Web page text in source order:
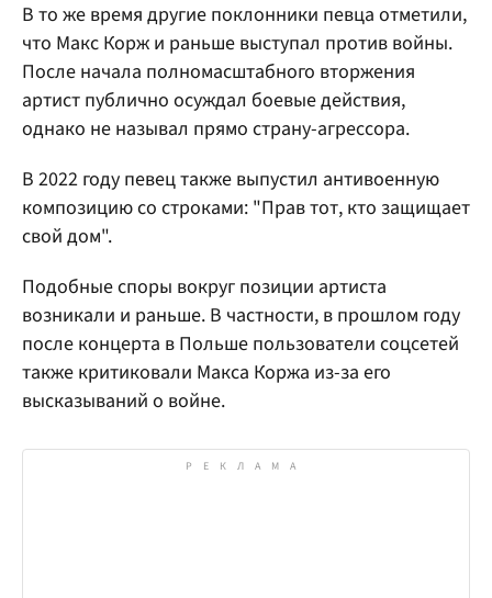
В то же время другие поклонники певца отметили,
что Макс Корж и раньше выступал против войны.
После начала полномасштабного вторжения
артист публично осуждал боевые действия,
однако не называл прямо страну-агрессора.
В 2022 году певец также выпустил антивоенную
композицию со строками: "Прав тот, кто защищает
свой дом".
Подобные споры вокруг позиции артиста
возникали и раньше. В частности, в прошлом году
после концерта в Польше пользователи соцсетей
также критиковали Макса Коржа из-за его
высказываний о войне.